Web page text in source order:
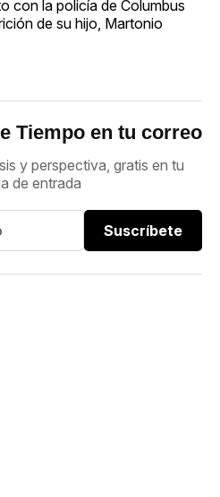
con la policía de Columbus
de su hijo, Martonio
Tiempo en tu correo
y perspectiva, gratis en tu
de entrada
Suscríbete